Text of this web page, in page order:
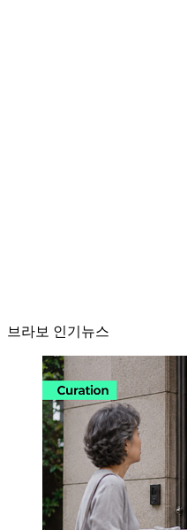
브라보 인기뉴스